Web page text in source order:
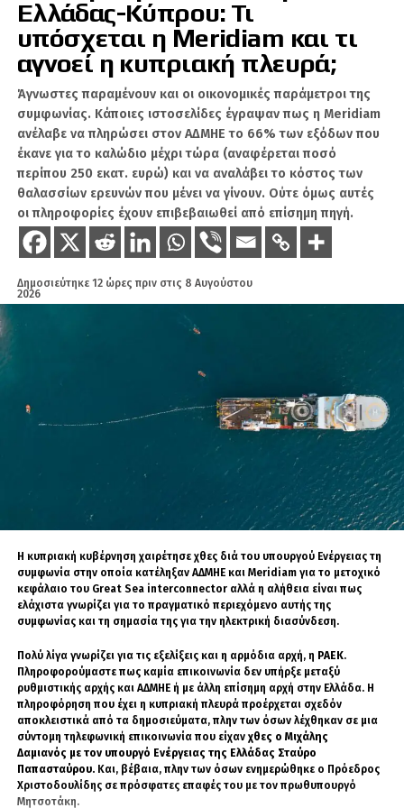
Η κατάρρευση στα
smartphones
Το βασικό πλήγμα ήρθε από την καρδιά της
Xiaomi: τα smartphones.
Τα έσοδα από τα κινητά μειώθηκαν κατά
12,5%, στα 44,3 δισ. γουάν, ενώ οι
παγκόσμιες αποστολές υποχώρησαν κατά
ταπεινωτική ήταν η εικόνα στην ίδια την Κίνα.
34,6%, με αποτέλεσμα η Xiaomi να βρεθεί
Για μια εταιρεία που παρουσιάστηκε επί χρόνια
ως εθνικός τεχνολογικός πρωταθλητής, η
απώλεια εδάφους στην ίδια της την πατρίδα
είναι βαρύ πλήγμα. Δεν πρόκειται απλώς για
κακή συγκυρία. Είναι ένδειξη ότι οι Κινέζοι
καταναλωτές δεν αγοράζουν πλέον εύκολα το
αφήγημα της «φθηνής ναυαρχίδας» όταν το
προϊόν δεν ανταποκρίνεται στις υποσχέσεις.
Το πρόβλημα της
δανεικής καινοτομίας
Η κρίση της Xiaomi φωτίζει ένα πιο βαθύ
ζήτημα: την αδυναμία μεγάλου μέρους της
κινεζικής τεχνολογικής βιομηχανίας να παράγει
πραγματικά πρωτογενή καινοτομία.
Ελλάδας-Κύπρου: Τι
υπόσχεται η Meridiam και τι
αγνοεί η κυπριακή πλευρά;
Άγνωστες παραμένουν και οι οικονομικές παράμετροι της
συμφωνίας. Κάποιες ιστοσελίδες έγραψαν πως η Meridiam
ανέλαβε να πληρώσει στον ΑΔΜΗΕ το 66% των εξόδων που
έκανε για το καλώδιο μέχρι τώρα (αναφέρεται ποσό
περίπου 250 εκατ. ευρώ) και να αναλάβει το κόστος των
θαλασσίων ερευνών που μένει να γίνουν. Ούτε όμως αυτές
οι πληροφορίες έχουν επιβεβαιωθεί από επίσημη πηγή.
Δημοσιεύτηκε 12 ώρες πριν στις 8 Αυγούστου
2026
Η κυπριακή κυβέρνηση χαιρέτησε χθες διά του υπουργού Ενέργειας τη
συμφωνία στην οποία κατέληξαν ΑΔΜΗΕ και Meridiam για το μετοχικό
κεφάλαιο του Great Sea interconnector αλλά η αλήθεια είναι πως
ελάχιστα γνωρίζει για το πραγματικό περιεχόμενο αυτής της
συμφωνίας και τη σημασία της για την ηλεκτρική διασύνδεση.
Πολύ λίγα γνωρίζει για τις εξελίξεις και η αρμόδια αρχή, η ΡΑΕΚ.
Πληροφορούμαστε πως καμία επικοινωνία δεν υπήρξε μεταξύ
ρυθμιστικής αρχής και ΑΔΜΗΕ ή με άλλη επίσημη αρχή στην Ελλάδα. Η
πληροφόρηση που έχει η κυπριακή πλευρά προέρχεται σχεδόν
αποκλειστικά από τα δημοσιεύματα, πλην των όσων λέχθηκαν σε μια
σύντομη τηλεφωνική επικοινωνία που είχαν χθες ο Μιχάλης
Δαμιανός με τον υπουργό Ενέργειας της Ελλάδας Σταύρο
Παπασταύρου.Και, βέβαια, πλην των όσων ενημερώθηκε ο Πρόεδρος
Χριστοδουλίδης σε πρόσφατες επαφές του με τον πρωθυπουργό
Μητσοτάκη.